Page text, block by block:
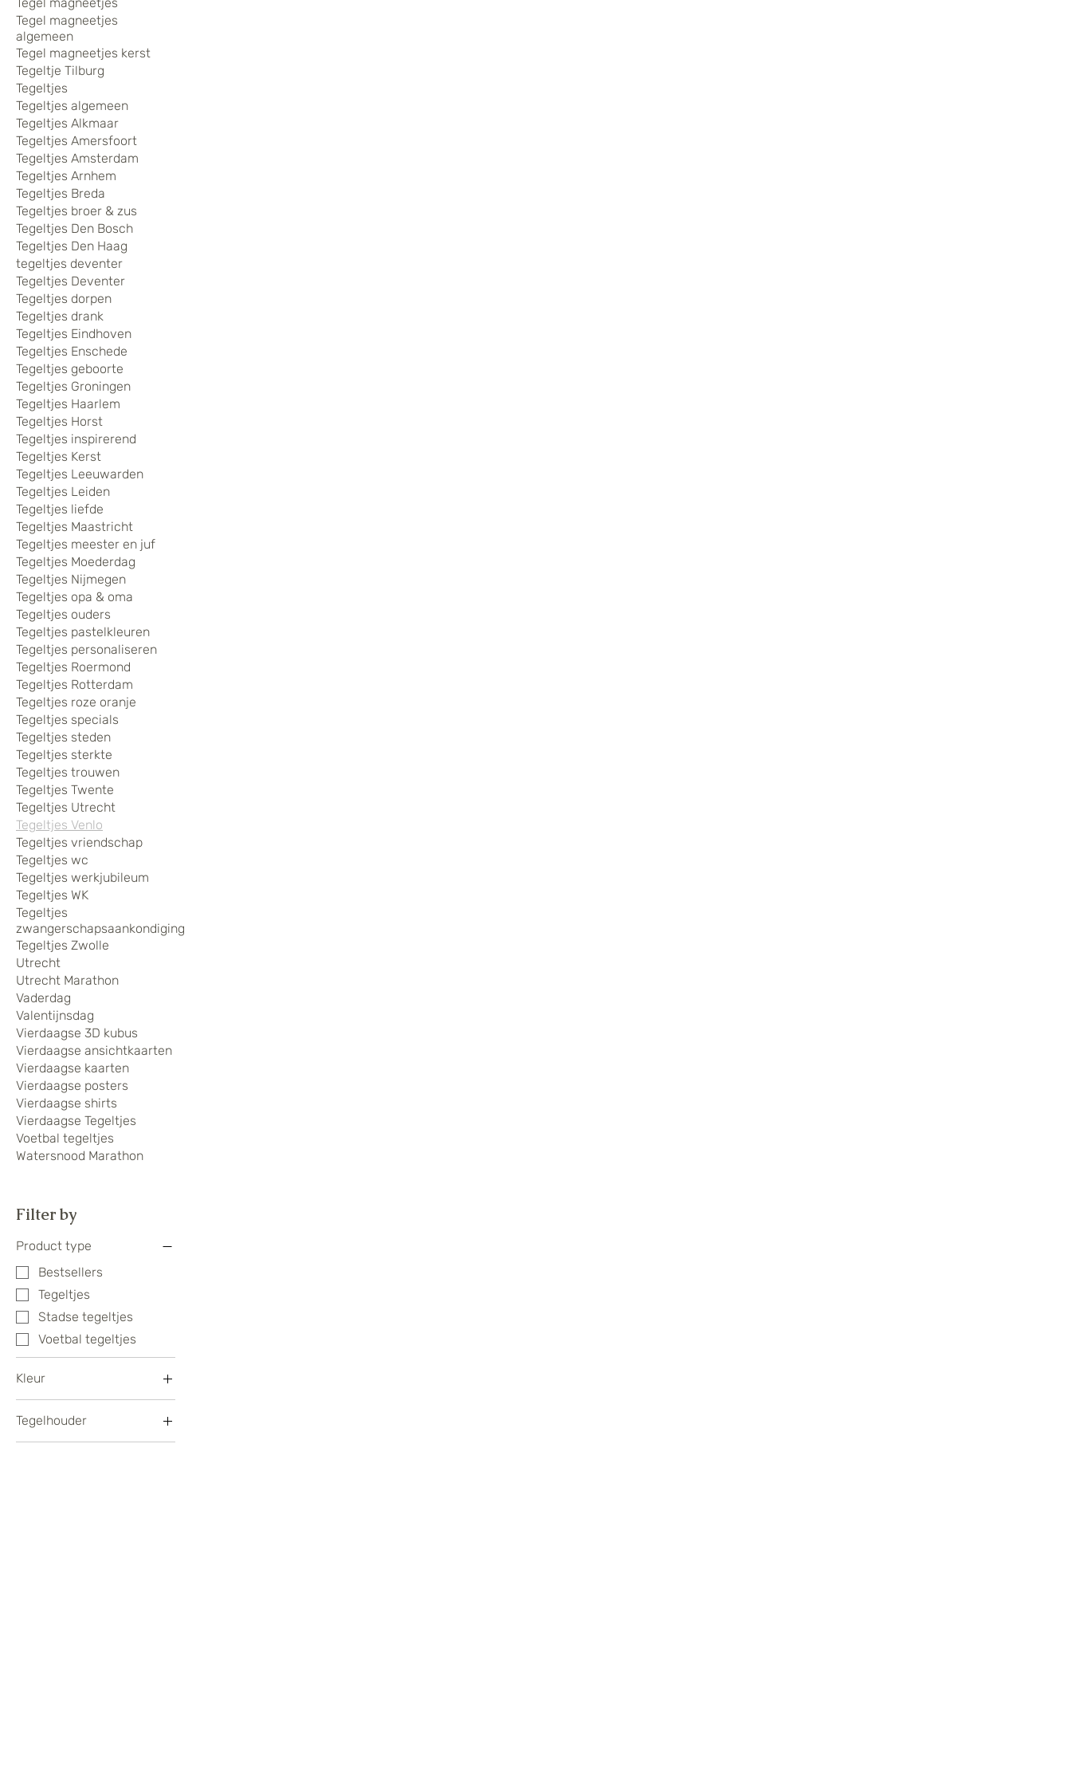
Tegel magneetjes
algemeen
Tegel magneetjes kerst
Tegeltje Tilburg
Tegeltjes
Tegeltjes algemeen
Tegeltjes Alkmaar
Tegeltjes Amersfoort
Tegeltjes Amsterdam
Tegeltjes Arnhem
Tegeltjes Breda
Tegeltjes broer & zus
Tegeltjes Den Bosch
Tegeltjes Den Haag
tegeltjes deventer
Tegeltjes Deventer
Tegeltjes dorpen
Tegeltjes drank
Tegeltjes Eindhoven
Tegeltjes Enschede
Tegeltjes geboorte
Tegeltjes Groningen
Tegeltjes Haarlem
Tegeltjes Horst
Tegeltjes inspirerend
Tegeltjes Kerst
Tegeltjes Leeuwarden
Tegeltjes Leiden
Tegeltjes liefde
Tegeltjes Maastricht
Tegeltjes meester en juf
Tegeltjes Moederdag
Tegeltjes Nijmegen
Tegeltjes opa & oma
Tegeltjes ouders
Tegeltjes pastelkleuren
Tegeltjes personaliseren
Tegeltjes Roermond
Tegeltjes Rotterdam
Tegeltjes roze oranje
Tegeltjes specials
Tegeltjes steden
Tegeltjes sterkte
Tegeltjes trouwen
Tegeltjes Twente
Tegeltjes Utrecht
Tegeltjes Venlo
Tegeltjes vriendschap
Tegeltjes wc
Tegeltjes werkjubileum
Tegeltjes WK
Tegeltjes
zwangerschapsaankondiging
Tegeltjes Zwolle
Utrecht
Utrecht Marathon
Vaderdag
Valentijnsdag
Vierdaagse 3D kubus
Vierdaagse ansichtkaarten
Vierdaagse kaarten
Vierdaagse posters
Vierdaagse shirts
Vierdaagse Tegeltjes
Voetbal tegeltjes
Watersnood Marathon
Filter by
Product type
Bestsellers
Tegeltjes
Stadse tegeltjes
Voetbal tegeltjes
Kleur
Tegelhouder
Houten ezel